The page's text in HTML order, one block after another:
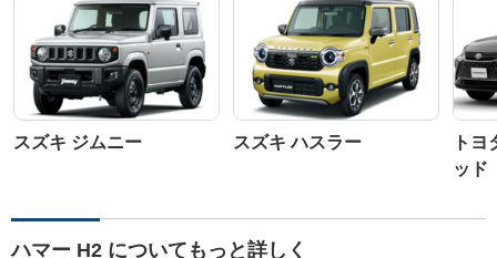
スズキ ジムニー スズキ ハスラー
ト
ッド
ハマー H2 についてもっと詳しく